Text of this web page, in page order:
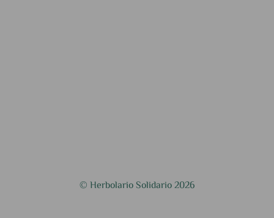
© Herbolario Solidario 2026